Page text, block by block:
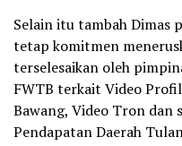
Selain itu tambah Dimas
tetap komitmen
terselesaikan oleh
FWTB terkait Video
Bawang, Video Tron dan
Pendapatan Daerah